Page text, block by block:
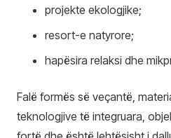
projekte ekologjike;
resort-e natyrore;
hapësira relaksi dhe
Falë formës së veçantë,
teknologjive të integruara,